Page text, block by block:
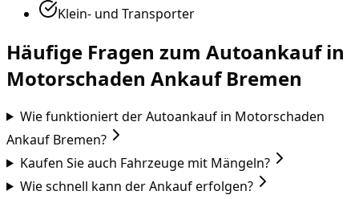
Klein- und Transporter
Häufige Fragen zum Autoankauf in
Motorschaden Ankauf Bremen
Wie funktioniert der Autoankauf in Motorschaden
Ankauf Bremen?
Kaufen Sie auch Fahrzeuge mit Mängeln?
Wie schnell kann der Ankauf erfolgen?